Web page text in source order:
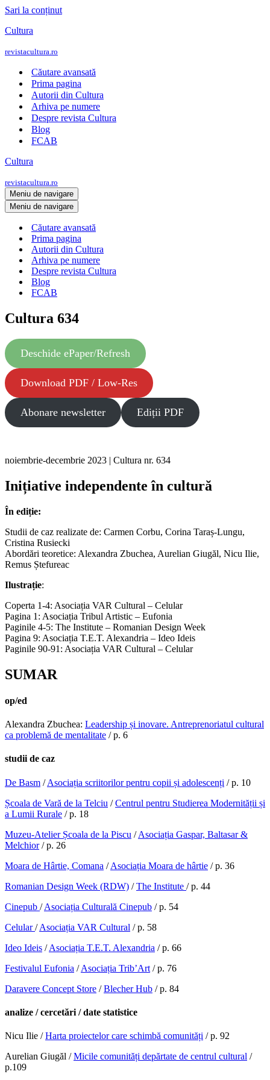
Sari la conținut
Cultura
revistacultura.ro
Căutare avansată
Prima pagina
Autorii din Cultura
Arhiva pe numere
Despre revista Cultura
Blog
FCAB
Cultura
revistacultura.ro
Meniu de navigare
Meniu de navigare
Căutare avansată
Prima pagina
Autorii din Cultura
Arhiva pe numere
Despre revista Cultura
Blog
FCAB
Cultura 634
Deschide ePaper/Refresh
Download PDF / Low-Res
Abonare newsletter Ediții PDF
noiembrie-decembrie 2023 | Cultura nr. 634
Inițiative independente în cultură
În ediție:
Studii de caz realizate de: Carmen Corbu, Corina Taraș-Lungu,
Cristina Rusiecki
Abordări teoretice: Alexandra Zbuchea, Aurelian Giugăl, Nicu Ilie,
Remus Ștefureac
Ilustrație:
Coperta 1-4: Asociația VAR Cultural – Celular
Pagina 1: Asociația Tribul Artistic – Eufonia
Paginile 4-5: The Institute – Romanian Design Week
Pagina 9: Asociația T.E.T. Alexandria – Ideo Ideis
Paginile 90-91: Asociația VAR Cultural – Celular
SUMAR
op/ed
Alexandra Zbuchea: Leadership și inovare. Antreprenoriatul cultural
ca problemă de mentalitate / p. 6
studii de caz
De Basm /Asociația scriitorilor pentru copii și adolescenți / p. 10
Școala de Vară de la Telciu /Centrul pentru Studierea Modernității și
a Lumii Rurale / p. 18
Muzeu-Atelier Școala de la Piscu /Asociația Gaspar, Baltasar &
Melchior/ p. 26
Moara de Hârtie, Comana /Asociația Moara de hârtie / p. 36
Romanian Design Week (RDW) /The Institute / p. 44
Cinepub /Asociația Culturală Cinepub / p. 54
Celular/Asociația VAR Cultural / p. 58
Ideo Ideis /Asociația T.E.T. Alexandria / p. 66
Festivalul Eufonia /Asociația Trib’Art / p. 76
Daravere Concept Store /Blecher Hub / p. 84
analize / cercetări / date statistice
Nicu Ilie /Harta proiectelor care schimbă comunități / p. 92
Aurelian Giugăl /Micile comunități depărtate de centrul cultural /
p.109